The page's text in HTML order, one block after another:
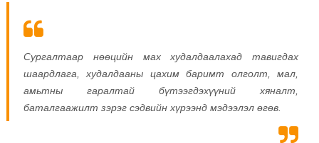
Сургалтаар нөөцийн мах худалдаалахад тавигдах
шаардлага, худалдааны цахим баримт олголт, мал,
амьтны гаралтай бүтээгдэхүүний хяналт,
баталгаажилт зэрэг сэдвийн хүрээнд мэдээлэл өгөв.